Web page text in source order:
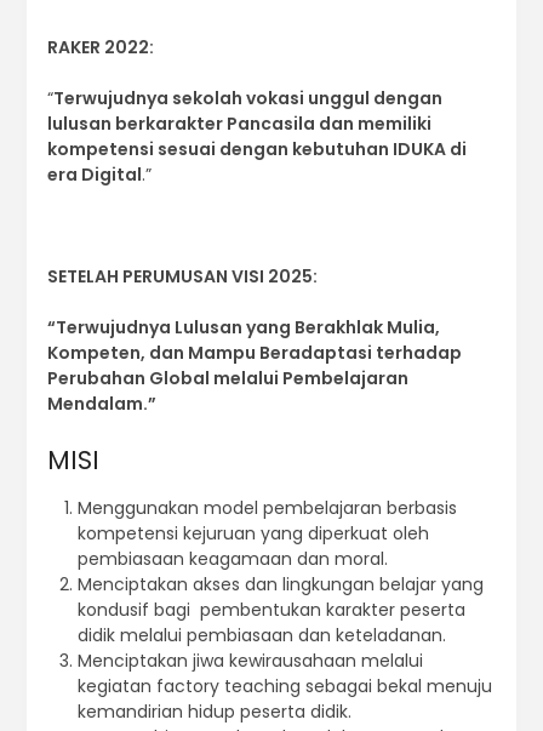
RAKER 2022:
“Terwujudnya sekolah vokasi unggul dengan
lulusan berkarakter Pancasila dan memiliki
kompetensi sesuai dengan kebutuhan IDUKA di
era Digital.”
SETELAH PERUMUSAN VISI 2025:
“Terwujudnya Lulusan yang Berakhlak Mulia,
Kompeten, dan Mampu Beradaptasi terhadap
Perubahan Global melalui Pembelajaran
Mendalam.”
MISI
Menggunakan model pembelajaran berbasis
kompetensi kejuruan yang diperkuat oleh
pembiasaan keagamaan dan moral.
Menciptakan akses dan lingkungan belajar yang
kondusif bagi pembentukan karakter peserta
didik melalui pembiasaan dan keteladanan.
Menciptakan jiwa kewirausahaan melalui
kegiatan factory teaching sebagai bekal menuju
kemandirian hidup peserta didik.